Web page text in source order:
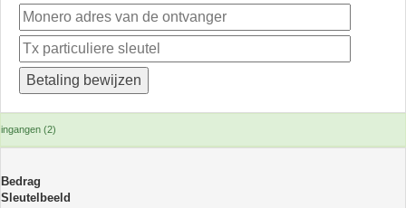
ingangen (2)
Bedrag
Sleutelbeeld